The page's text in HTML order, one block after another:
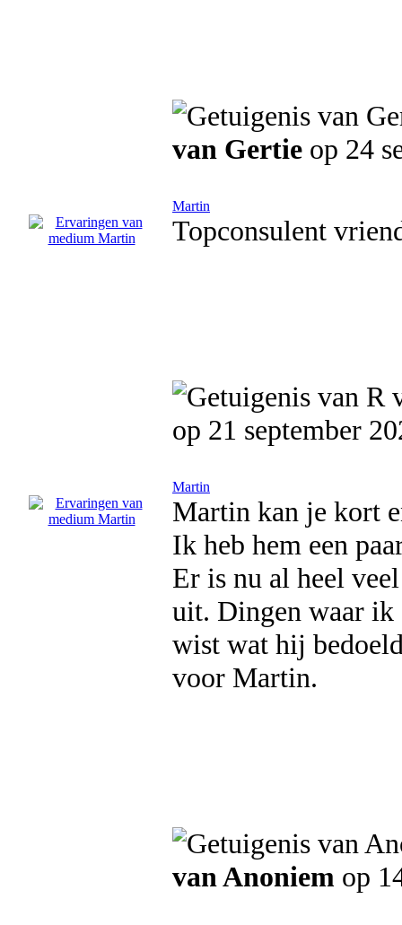
van Gertie op 24
Martin
Topconsulent
op 21 september
Martin
Martin kan je kort
Ik heb hem een
Er is nu al heel
uit. Dingen waar ik
wist wat hij
voor Martin.
van Anoniem op